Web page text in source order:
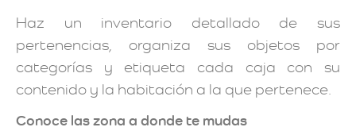
Haz un inventario detallado de sus
pertenencias, organiza sus objetos por
categorías y etiqueta cada caja con su
contenido y la habitación a la que pertenece.
Conoce las zona a donde te mudas